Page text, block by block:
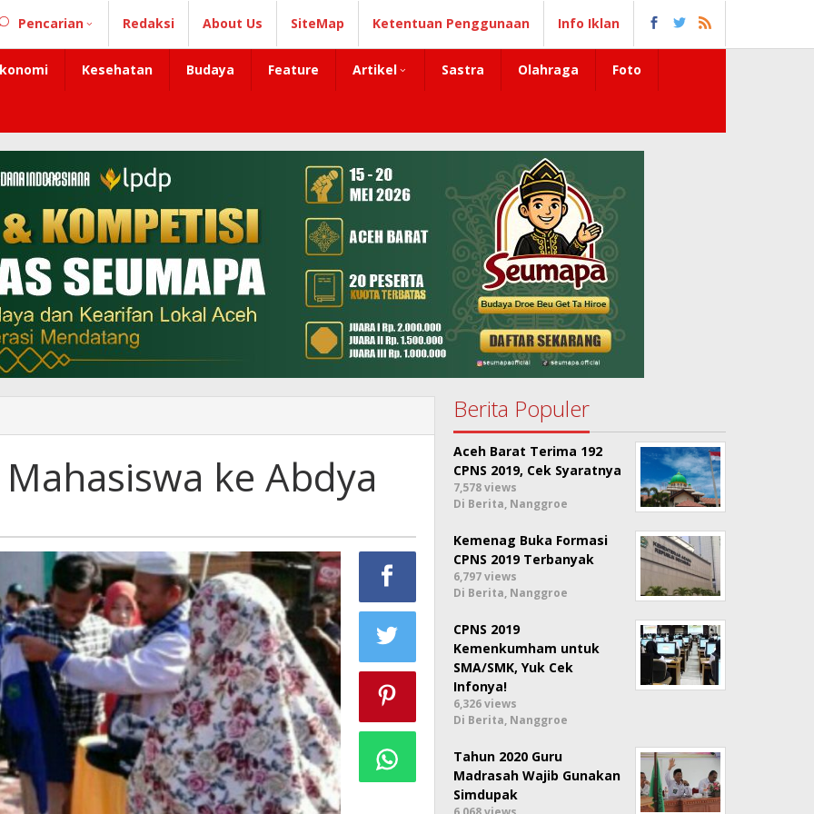
Pencarian Redaksi About Us SiteMap Ketentuan Penggunaan Info Iklan
Kesehatan Budaya Feature Artikel Sastra Olahraga Foto
ke Abdya
Berita Populer
Aceh Barat Terima 192
CPNS 2019, Cek Syaratnya
7,578 views
Di Berita, Nanggroe
Kemenag Buka Formasi
CPNS 2019 Terbanyak
6,797 views
Di Berita, Nanggroe
CPNS 2019
Kemenkumham untuk
SMA/SMK, Yuk Cek
Infonya!
6,326 views
Di Berita, Nanggroe
Tahun 2020 Guru
Madrasah Wajib Gunakan
Simdupak